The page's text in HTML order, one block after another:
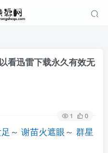
看迅雷下载永久有效无
1 0
～ 谢苗火遮眼～ 群星